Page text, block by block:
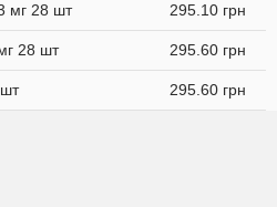
мг 28 шт 295.10 грн
28 шт 295.60 грн
295.60 грн